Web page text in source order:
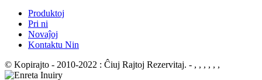
Produktoj
Pri ni
Novaĵoj
Kontaktu Nin
© Kopirajto - 2010-2022 : Ĉiuj Rajtoj Rezervitaj. - , , , , , ,